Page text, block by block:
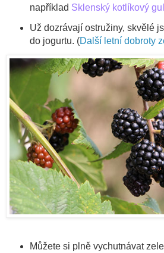
například Sklenský kotlíkový
Už dozrávají ostružiny, skvělé
do jogurtu. (Další letní dobroty
Můžete si plně vychutnávat